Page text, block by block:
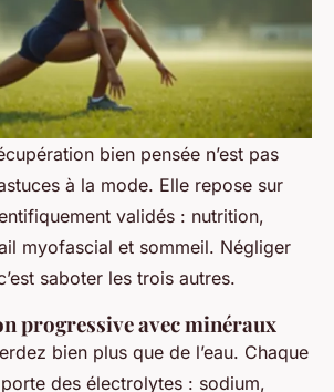
bien pensée n’est pas
à la mode. Elle repose sur
validés : nutrition,
myofascial et sommeil. Négliger
saboter les trois autres.
progressive avec minéraux
bien plus que de l’eau. Chaque
des électrolytes : sodium,